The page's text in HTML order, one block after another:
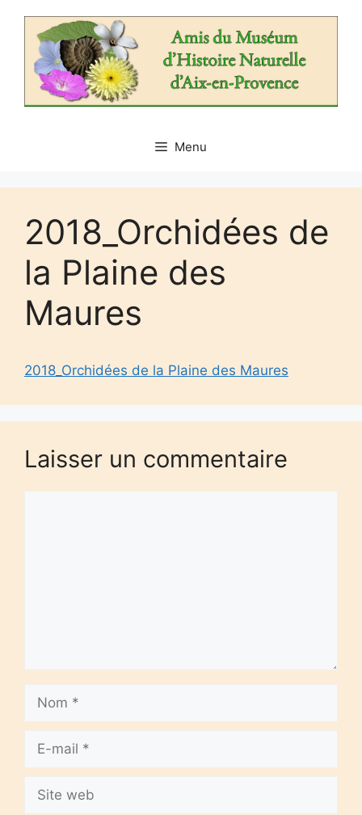
contenu
Menu
2018_Orchidées de
la Plaine des
Maures
2018_Orchidées de la Plaine des Maures
Laisser un commentaire
mail
web